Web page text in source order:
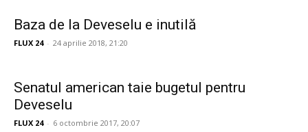
Baza de la Deveselu e inutilă
FLUX 24 - 24 aprilie 2018, 21:20
Senatul american taie bugetul pentru
Deveselu
FLUX 24 - 6 octombrie 2017, 20:07